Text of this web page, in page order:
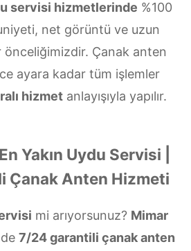
servisi hizmetlerinde %100
net görüntü ve uzun
önceliğimizdir. Çanak anten
ayara kadar tüm işlemler
hizmetanlayışıyla yapılır.
Yakın Uydu Servisi |
Çanak Anten Hizmeti
mi arıyorsunuz? Mimar
7/24 garantili çanak anten